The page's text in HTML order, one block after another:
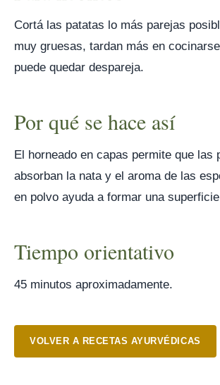
Cortá las patatas lo más parejas
muy gruesas, tardan más en
puede quedar despareja.
Por qué se hace así
El horneado en capas permite que las
absorban la nata y el aroma de las
en polvo ayuda a formar una
Tiempo orientativo
45 minutos aproximadamente.
VOLVER A RECETAS AYURVÉDICAS